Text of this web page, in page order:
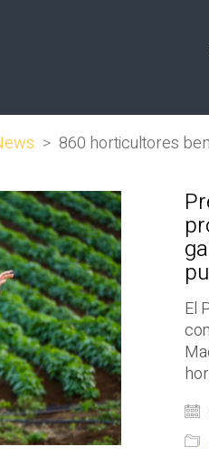
> 860 horticultores
El